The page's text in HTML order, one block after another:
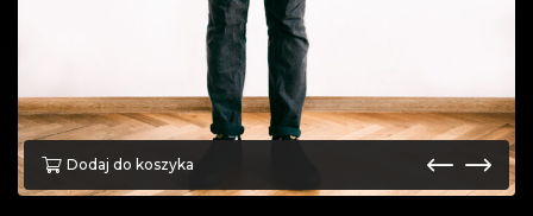
Dodaj do koszyka